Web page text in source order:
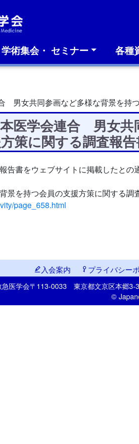
学術集会・ セミナー 各種
男女共同参画など多様な背景を持
本医学会連合 男女
策に関する調査報
告書をウェブサイトに掲載したとの
景を持つ会員の支援方策に関する調
page_658.html
入会案内 プライバシー
急医学会〒113-0033 東京都文京区本郷3-
©